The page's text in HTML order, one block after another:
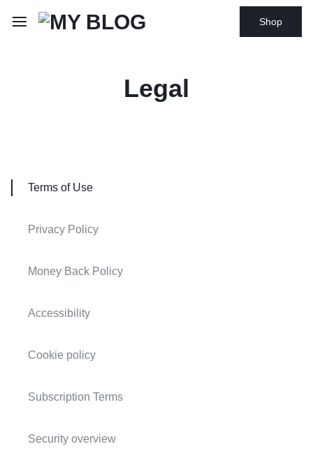
Shop
Legal
Terms of Use
Privacy Policy
Money Back Policy
Accessibility
Cookie policy
Subscription Terms
Security overview